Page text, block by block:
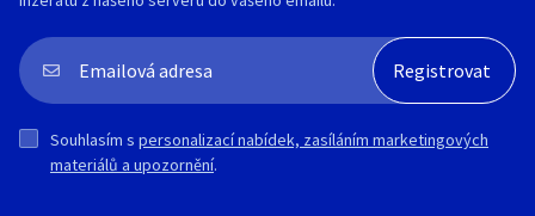
Souhlasím s personalizací nabídek, zasíláním marketingových
materiálů a upozornění.